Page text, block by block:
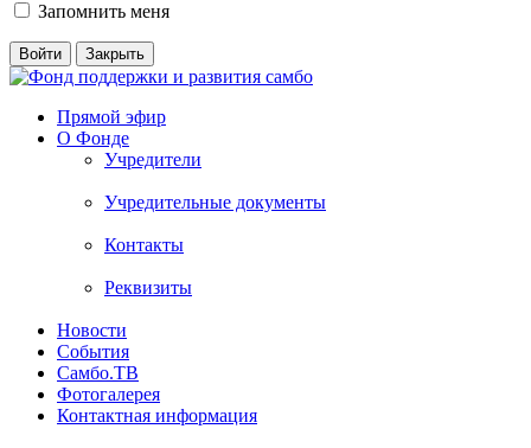
Запомнить меня
Прямой эфир
О Фонде
Учредители
Учредительные документы
Контакты
Реквизиты
Новости
События
Самбо.ТВ
Фотогалерея
Контактная информация